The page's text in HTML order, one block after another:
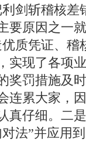
剑斩稽核差
要原因之一
质凭证、稽
实现了各项
奖罚措施及
连累大家，
真仔细。二
法”并应用